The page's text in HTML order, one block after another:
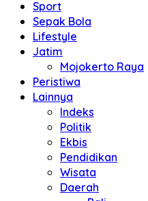
Sport
Sepak Bola
Lifestyle
Jatim
Mojokerto Raya
Peristiwa
Lainnya
Indeks
Politik
Ekbis
Pendidikan
Wisata
Daerah